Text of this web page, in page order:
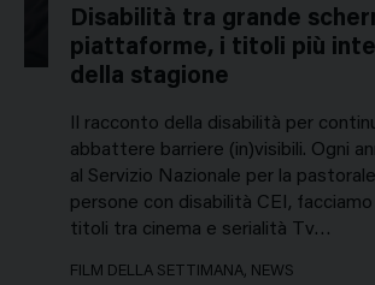
Disabilità tra grande
piattaforme, i titoli più
della stagione
Il racconto della disabilità per
abbattere barriere (in)visibili. Ogni
al Servizio Nazionale per la
persone con disabilità CEI,
titoli tra cinema e serialità Tv…
FILM DELLA SETTIMANA, NEWS